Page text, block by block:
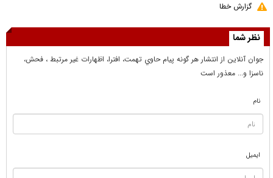
گزارش خطا
نظر شما
جوان آنلاين از انتشار هر گونه پيام حاوي تهمت، افترا، اظهارات غير مرتبط ، فحش،
ناسزا و... معذور است
نام
ایمیل